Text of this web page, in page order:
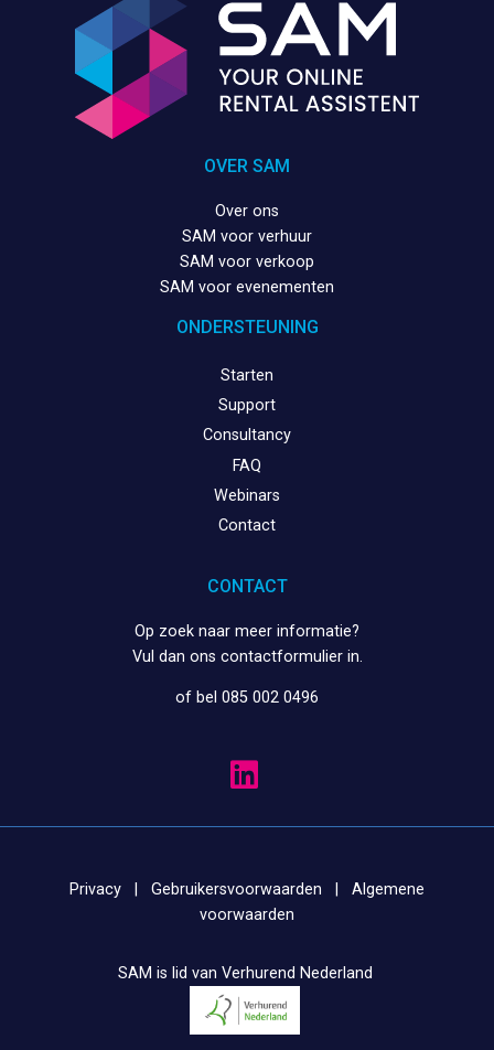
OVER SAM
Over ons
SAM voor verhuur
SAM voor verkoop
SAM voor evenementen
ONDERSTEUNING
Starten
Support
Consultancy
FAQ
Webinars
Contact
CONTACT
Op zoek naar meer informatie?
Vul dan ons contactformulierin.
of bel 085 002 0496
Privacy Gebruikersvoorwaarden
Algemene
voorwaarden
SAM is lid van Verhurend Nederland